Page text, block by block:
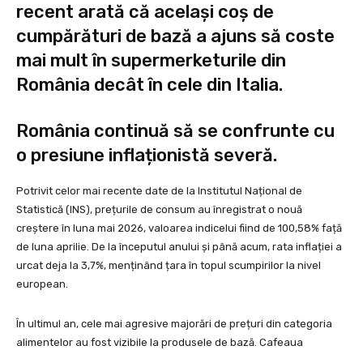
recent arată că același coș de
cumpărături de bază a ajuns să coste
mai mult în supermerketurile din
România decât în cele din Italia.
România continuă să se confrunte cu
o presiune inflaționistă severă.
Potrivit celor mai recente date de la Institutul Național de
Statistică (INS), prețurile de consum au înregistrat o nouă
creștere în luna mai 2026, valoarea indicelui fiind de 100,58% față
de luna aprilie. De la începutul anului și până acum, rata inflației a
urcat deja la 3,7%, menținând țara în topul scumpirilor la nivel
european.
În ultimul an, cele mai agresive majorări de prețuri din categoria
alimentelor au fost vizibile la produsele de bază. Cafeaua